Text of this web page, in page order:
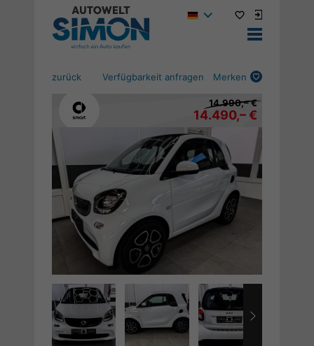
zurück Verfügbarkeit anfragen Merken
14.990,– €
14.490,– €